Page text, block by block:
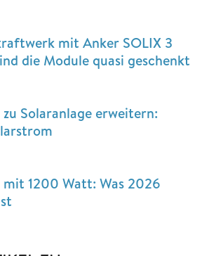
mit Anker SOLIX 3
die Module quasi geschenkt
Solaranlage erweitern:
1200 Watt: Was 2026